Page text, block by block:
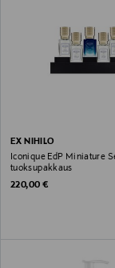
EX NIHILO
Iconique EdP Miniature
tuoksupakkaus
Original Price
220,00 €